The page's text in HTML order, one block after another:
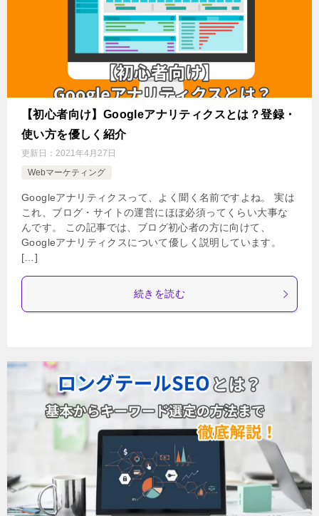
【初心者向け】Googleアナリティクスとは？登録・
使い方を優しく紹介
更新日： 2021年4月27日
Webマーケティング
Googleアナリティクスって、よく聞く名前ですよね。 実は
これ、ブログ・サイトの運営にほぼ必須ってくらい大事な
んです。 この記事では、ブログ初心者の方に向けて、
Googleアナリティクスについて優しく説明しています。
[…]
続きを読む